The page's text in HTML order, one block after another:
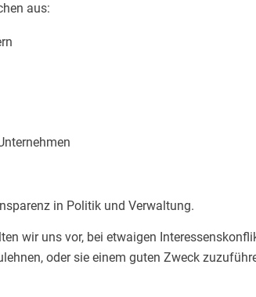
aus:
in Politik und Verwaltung.
wir uns vor, bei etwaigen
oder sie einem guten Zweck